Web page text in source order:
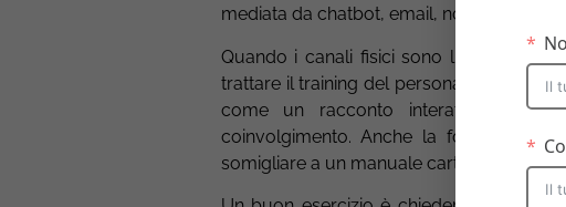
mediata da chatbot, email, notifiche o post
Quando i canali fisici sono limitati, la
trattare il training del personale di
come un racconto interattivo, con
coinvolgimento. Anche la formazione
somigliare a un manuale cartaceo